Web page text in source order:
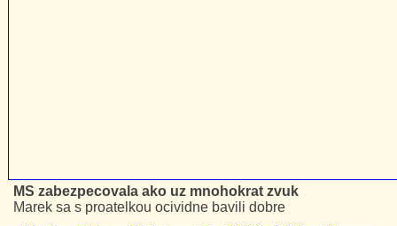
MS zabezpecovala ako uz mnohokrat zvuk
Marek sa s proatelkou ocividne bavili dobre